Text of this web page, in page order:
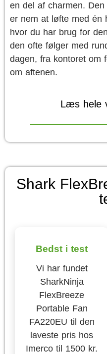
en del af charmen.
er nem at løfte med én
hvor du har brug for
den ofte følger med
dagen, fra kontoret om
om aftenen.
Læs hele
Shark
Bedst i test
Vi har fundet
SharkNinja
FlexBreeze
Portable Fan
FA220EU til den
laveste pris hos
Imerco til 1500 kr.